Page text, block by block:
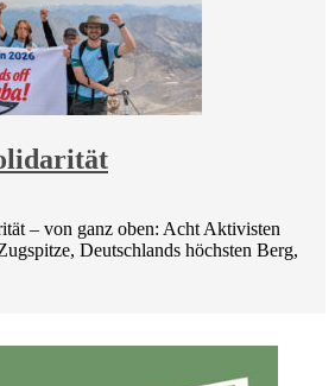
– von ganz oben: Acht Aktivisten
Deutschlands höchsten Berg,